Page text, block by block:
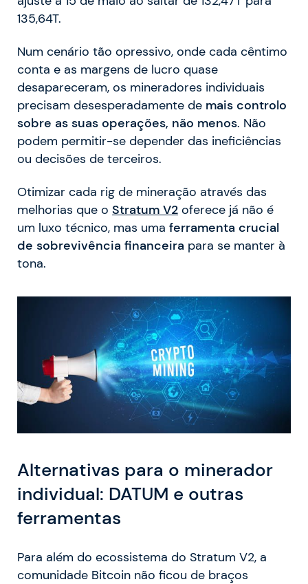
135,64T.
Num cenário tão opressivo, onde cada cêntimo
conta e as margens de lucro quase
desapareceram, os mineradores individuais
precisam desesperadamente de mais controlo
sobre as suas operações, não menos. Não
podem permitir-se depender das ineficiências
ou decisões de terceiros.
Otimizar cada rig de mineração através das
melhorias que o Stratum V2 oferece já não é
um luxo técnico, mas uma ferramenta crucial
de sobrevivência financeira para se manter à
tona.
Alternativas para o minerador
individual: DATUM e outras
ferramentas
Para além do ecossistema do Stratum V2, a
comunidade Bitcoin não ficou de braços